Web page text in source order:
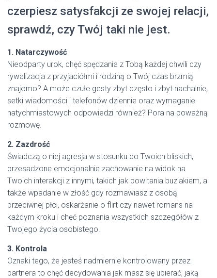
czerpiesz satysfakcji ze swojej relacji,
sprawdź, czy Twój taki nie jest.
1. Natarczywość
Nieodparty urok, chęć spędzania z Tobą każdej chwili czy
rywalizacja z przyjaciółmi i rodziną o Twój czas brzmią
znajomo? A może czułe gesty zbyt często i zbyt nachalnie,
setki wiadomości i telefonów dziennie oraz wymaganie
natychmiastowych odpowiedzi również? Pora na poważną
rozmowę.
2. Zazdrość
Świadczą o niej agresja w stosunku do Twoich bliskich,
przesadzone emocjonalnie zachowanie na widok na
Twoich interakcji z innymi, takich jak powitania buziakiem, a
także wpadanie w złość gdy rozmawiasz z osobą
przeciwnej płci, oskarżanie o flirt czy nawet romans na
każdym kroku i chęć poznania wszystkich szczegółów z
Twojego życia osobistego.
3. Kontrola
Oznaki tego, że jesteś nadmiernie kontrolowany przez
partnera to chęć decydowania jak masz się ubierać, jaką